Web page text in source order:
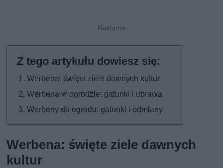
Werbena: święte ziele dawnych kultur
Werbena w ogrodzie: gatunki i uprawa
Werbeny do ogrodu: gatunki i odmiany
Werbena: święte ziele dawnych
kultur